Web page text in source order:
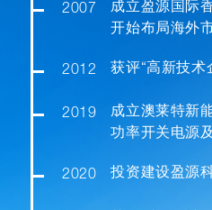
2007
成立盈源国际
开始布局海外
2012 获评“高新技术
2019
成立澳莱特新
功率开关电源
2020 投资建设盈源